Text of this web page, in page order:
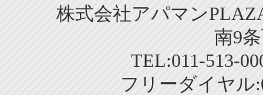
株式会社アパマン
南9
TEL:011-513-
フリーダイヤル